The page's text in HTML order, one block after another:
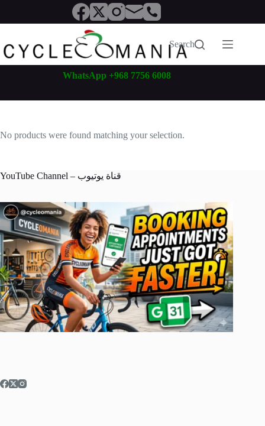
content
Search
WhatsApp +968 7756 6008
No products were found matching your selection.
YouTube Channel – قناة يوتيوب